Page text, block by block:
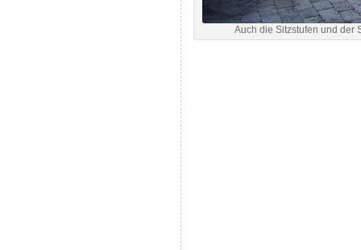
Auch die Sitzstufen und der